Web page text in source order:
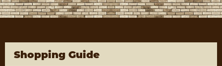
Shopping Guide